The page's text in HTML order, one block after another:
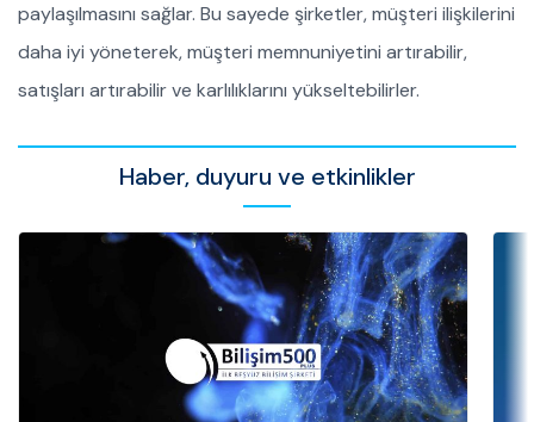
paylaşılmasını sağlar. Bu sayede şirketler, müşteri ilişkilerini
daha iyi yöneterek, müşteri memnuniyetini artırabilir,
satışları artırabilir ve karlılıklarını yükseltebilirler.
Haber, duyuru ve etkinlikler